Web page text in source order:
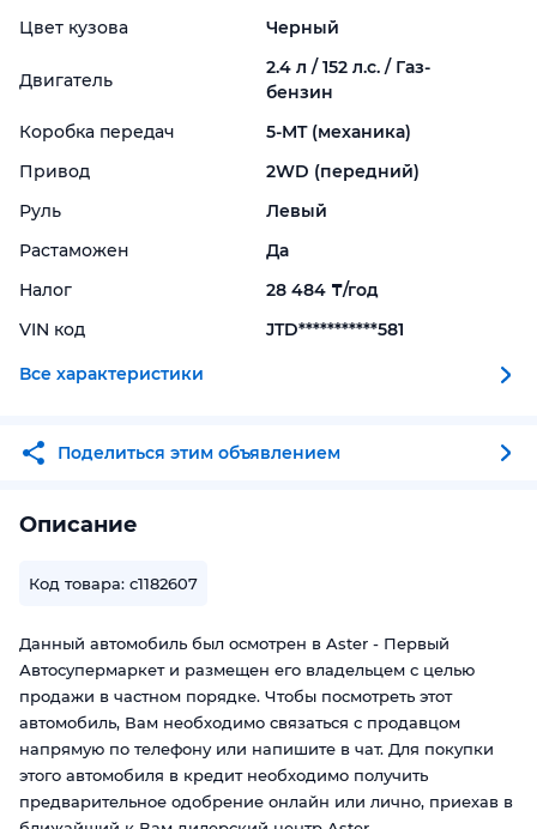
Цвет кузова
Черный
Двигатель
2.4 л / 152 л.с. / Газ-
бензин
Коробка передач
5-MT (механика)
Привод
2WD (передний)
Руль
Левый
Растаможен
Да
Налог
28 484 ₸/год
VIN код
JTD***********581
Все характеристики
Поделиться этим объявлением
Описание
Код товара: c1182607
Данный автомобиль был осмотрен в Aster - Первый
Автосупермаркет и размещен его владельцем с целью
продажи в частном порядке. Чтобы посмотреть этот
автомобиль, Вам необходимо связаться с продавцом
напрямую по телефону или напишите в чат. Для покупки
этого автомобиля в кредит необходимо получить
предварительное одобрение онлайн или лично, приехав в